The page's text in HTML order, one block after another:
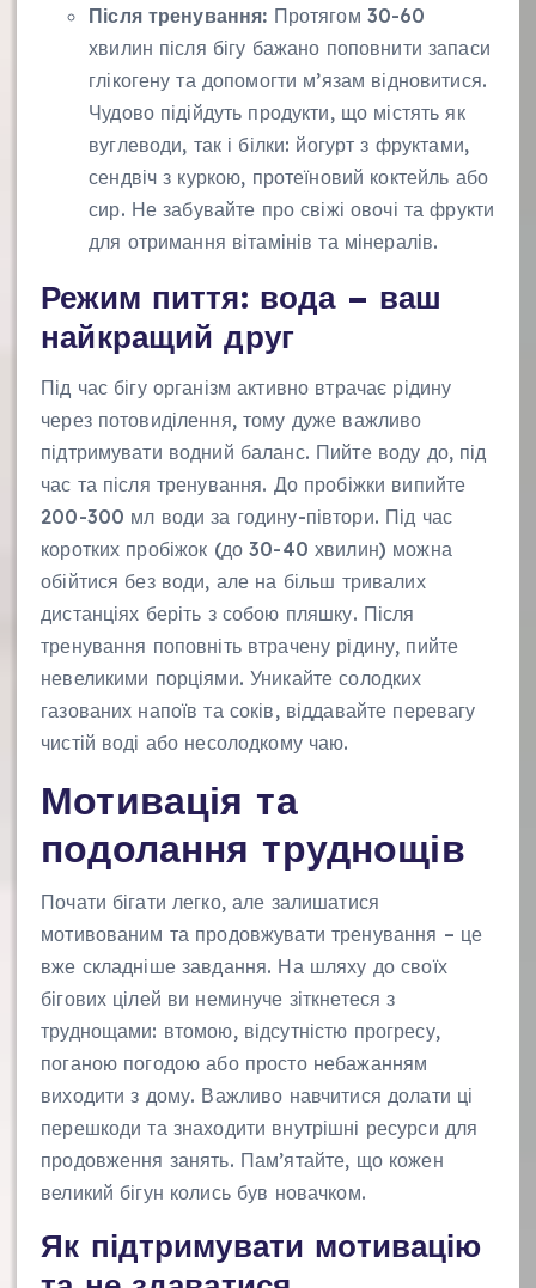
Після тренування: Протягом 30-60
хвилин після бігу бажано поповнити запаси
глікогену та допомогти м’язам відновитися.
Чудово підійдуть продукти, що містять як
вуглеводи, так і білки: йогурт з фруктами,
сендвіч з куркою, протеїновий коктейль або
сир. Не забувайте про свіжі овочі та фрукти
для отримання вітамінів та мінералів.
Режим пиття: вода – ваш
найкращий друг
Під час бігу організм активно втрачає рідину
через потовиділення, тому дуже важливо
підтримувати водний баланс. Пийте воду до, під
час та після тренування. До пробіжки випийте
200-300 мл води за годину-півтори. Під час
коротких пробіжок (до 30-40 хвилин) можна
обійтися без води, але на більш тривалих
дистанціях беріть з собою пляшку. Після
тренування поповніть втрачену рідину, пийте
невеликими порціями. Уникайте солодких
газованих напоїв та соків, віддавайте перевагу
чистій воді або несолодкому чаю.
Мотивація та
подолання труднощів
Почати бігати легко, але залишатися
мотивованим та продовжувати тренування – це
вже складніше завдання. На шляху до своїх
бігових цілей ви неминуче зіткнетеся з
труднощами: втомою, відсутністю прогресу,
поганою погодою або просто небажанням
виходити з дому. Важливо навчитися долати ці
перешкоди та знаходити внутрішні ресурси для
продовження занять. Пам’ятайте, що кожен
великий бігун колись був новачком.
Як підтримувати мотивацію